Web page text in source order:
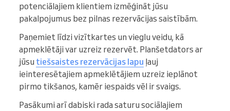
potenciālajiem klientiem izmēģināt jūsu
pakalpojumus bez pilnas rezervācijas saistībām.
Paņemiet līdzi vizītkartes un vieglu veidu, kā
apmeklētāji var uzreiz rezervēt. Planšetdators ar
jūsu tiešsaistes rezervācijas lapu ļauj
ieinteresētajiem apmeklētājiem uzreiz ieplānot
pirmo tikšanos, kamēr iespaids vēl ir svaigs.
Pasākumi arī dabiski rada saturu sociālajiem